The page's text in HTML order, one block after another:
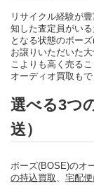
リサイクル経験が
知した査定員がい
となる状態のボー
お譲りいただいた
こよりも高く売る
オーディオ買取もで
選べる3つ
送）
ボーズ(BOSE)のオ
の持込買取
宅配